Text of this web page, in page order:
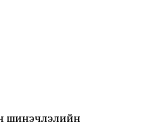
шинэчлэлийн